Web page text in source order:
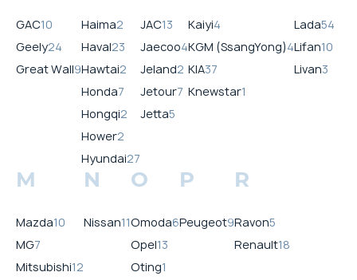
GAC10
Geely24
Great Wall9
Haima2
Haval23
Hawtai2
Honda7
Hongqi2
Hower2
Hyundai27
JAC13
Jaecoo4
Jeland2
Jetour7
Jetta5
Kaiyi4
KGM (SsangYong)4
KIA37
Knewstar1
Lada54
Lifan10
Livan3
M
Mazda10
MG7
Mitsubishi12
N
Nissan11
O
Omoda6
Opel13
Oting1
P
Peugeot9
R
Ravon5
Renault18